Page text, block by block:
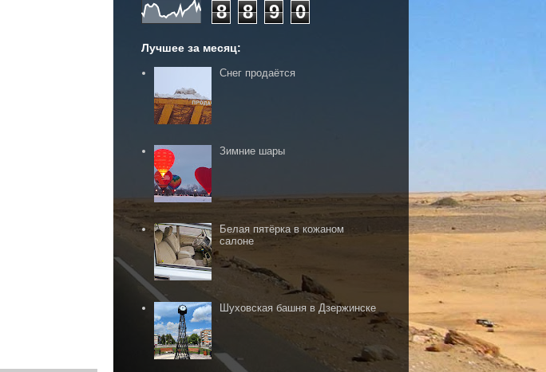
8 8 9 0
Лучшее за месяц:
Снег продаётся
Зимние шары
Белая пятёрка в кожаном
салоне
Шуховская башня в Дзержинске